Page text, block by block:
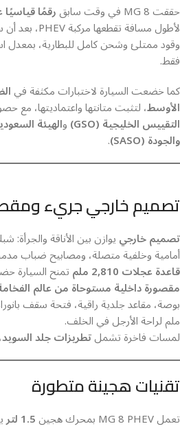
حققت MG 8 في وقت سابق رقمًا قياسيًا
لأطول مسافة تقطعها مركبة PHEV، بعد أن سجّلت
وقود ممتلئ وشحن كامل للبطارية، بمعدل
فقط.
كما خضعت السيارة لاختبارات مكثفة في
الأوسط، لتثبت متانتها واعتماديتها، مع
التقييس الخليجية (GSO) والهيئة
والجودة (SASO) .
تصميم خارجي جريء
تصميم خارجي
أمامية وخلفية متصلة، ومصابيح ضباب
قاعدة عجلات 2,810 ملم تمنح السيارة
مقصورة داخلية مستوحاة من عالم
ملم لراحة الأرجل في الخلف.
لمسات فاخرة تشملتطريزات جلد السويد
تقنيات هجينة متطورة
تعمل MG 8 PHEV بمحرك هجين 1.5 لتر